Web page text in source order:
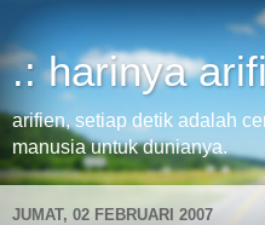
.: harinya
arifien, setiap detik adalah
manusia untuk dunianya.
JUMAT, 02 FEBRUARI 2007